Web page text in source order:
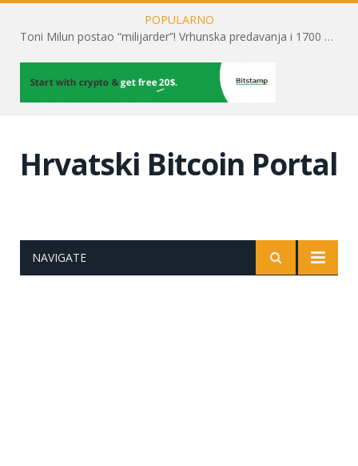
POPULARNO
Toni Milun postao “milijarder”! Vrhunska predavanja i 1700 posjetitelja obilježili su mjesec financijske pismenosti
Hrvatski Bitcoin Portal
NAVIGATE